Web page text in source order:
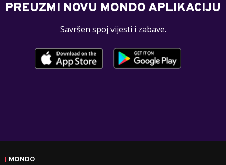
PREUZMI NOVU MONDO APLIKACIJU
Savršen spoj vijesti i zabave.
MONDO